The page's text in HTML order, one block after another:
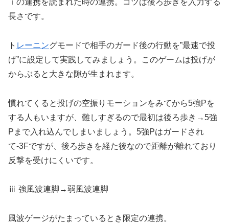
ⅰの連携を読まれた時の連携。コツは後ろ歩きを入力する
長さです。
ト レーニングモードで相手のガード後の行動を”最速で投
げ”に設定して実践してみましょう。このゲームは投げが
からぶると大きな隙が生まれます。
慣れてくると投げの空振りモーションをみてから5強Pを
する人もいますが、難しすぎるので最初は後ろ歩き→5強
Pまで入れ込んでしまいましょう。5強Pはガードされ
て-3Fですが、後ろ歩きを経た後なので距離が離れており
反撃を受けにくいです。
ⅲ 強風波連脚→弱風波連脚
風波ゲージがたまっているとき限定の連携。